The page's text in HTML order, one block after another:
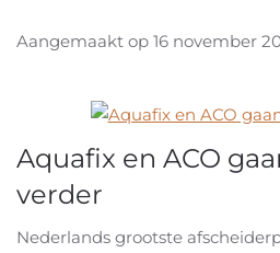
Aangemaakt op 16 november
Aquafix en ACO
verder
Nederlands grootste